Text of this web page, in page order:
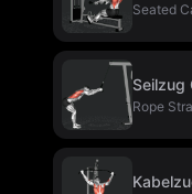
Seated
Seilzug
Rope